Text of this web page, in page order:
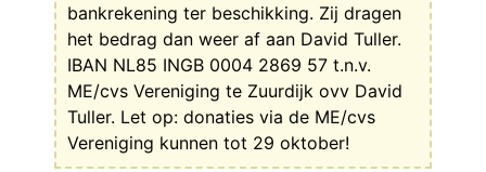
bankrekening ter beschikking. Zij dragen
het bedrag dan weer af aan David Tuller.
IBAN NL85 INGB 0004 2869 57 t.n.v.
ME/cvs Vereniging te Zuurdijk ovv David
Tuller. Let op: donaties via de ME/cvs
Vereniging kunnen tot 29 oktober!